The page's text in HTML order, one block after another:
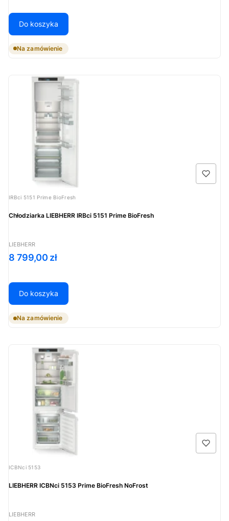
Do koszyka
Na zamówienie
Kod produktu
IRBci 5151 Prime BioFresh
Chłodziarka LIEBHERR IRBci 5151 Prime BioFresh
PRODUCENT
LIEBHERR
Cena
8 799,00 zł
Do koszyka
Na zamówienie
Kod produktu
ICBNci 5153
LIEBHERR ICBNci 5153 Prime BioFresh NoFrost
PRODUCENT
LIEBHERR